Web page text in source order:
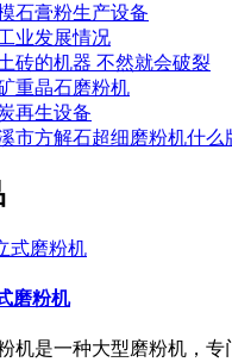
石膏粉生产设备
业发展情况
砖的机器 不然就会破裂
重晶石磨粉机
再生设备
市方解石超细磨粉机什么
磨粉机
机是一种大型磨粉机，